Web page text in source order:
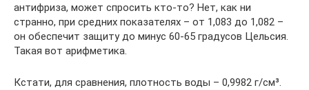
антифриза, может спросить кто-то? Нет, как ни
странно, при средних показателях – от 1,083 до 1,082 –
он обеспечит защиту до минус 60-65 градусов Цельсия.
Такая вот арифметика.
Кстати, для сравнения, плотность воды – 0,9982 г/см³.